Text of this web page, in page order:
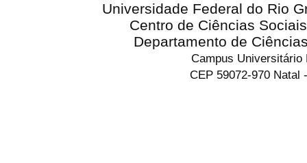
Universidade Federal do Rio
Centro de Ciências
Departamento de
Campus Universitário
CEP 59072-970 Natal